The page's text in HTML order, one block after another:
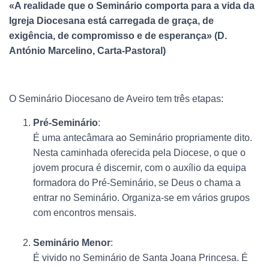
«A realidade que o Seminário comporta para a vida da
Igreja Diocesana está carregada de graça, de
exigência, de compromisso e de esperança» (D.
António Marcelino, Carta-Pastoral)
O Seminário Diocesano de Aveiro tem três etapas:
Pré-Seminário:
É uma antecâmara ao Seminário propriamente dito.
Nesta caminhada oferecida pela Diocese, o que o
jovem procura é discernir, com o auxílio da equipa
formadora do Pré-Seminário, se Deus o chama a
entrar no Seminário. Organiza-se em vários grupos
com encontros mensais.
Seminário Menor:
É vivido no Seminário de Santa Joana Princesa. É